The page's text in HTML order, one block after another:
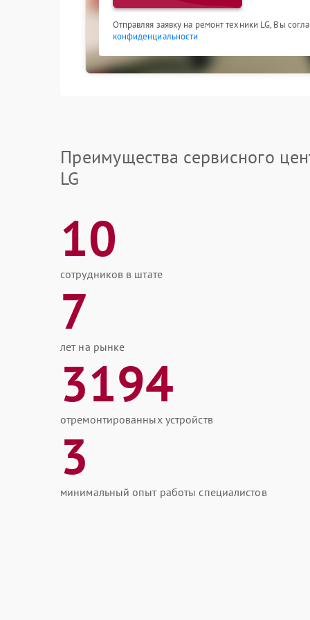
Отправляя заявку на ремонт техники LG, Вы
конфиденциальности
Преимущества сервисного
LG
10
сотрудников в штате
7
лет на рынке
3194
отремонтированных устройств
3
минимальный опыт работы специалистов